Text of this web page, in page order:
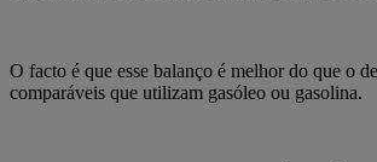
O facto é que esse balanço é melhor do que o
comparáveis que utilizam gasóleo ou gasolina.